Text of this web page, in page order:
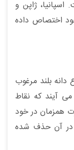
اسپانیا، ژاپن و
اختصاص داده
دانه بلند مرغوب
آیند که نقاط
همزمان در خود
در آن حذف شده